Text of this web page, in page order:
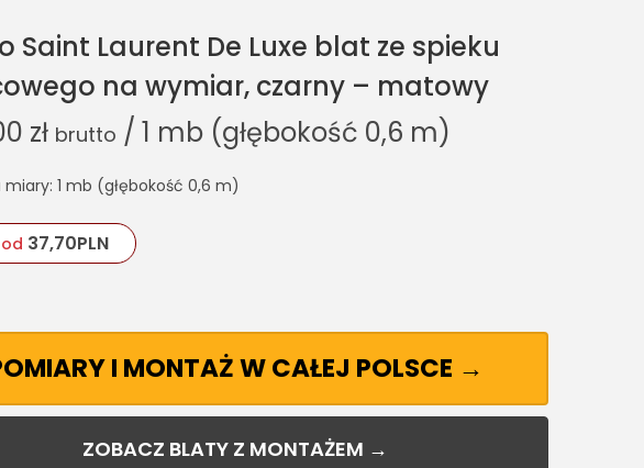
Saint Laurent De Luxe blat ze spieku
na wymiar, czarny – matowy
zł brutto / 1 mb (głębokość 0,6 m)
1 mb (głębokość 0,6 m)
od 37,70PLN
I MONTAŻ W CAŁEJ POLSCE →
ZOBACZ BLATY Z MONTAŻEM →